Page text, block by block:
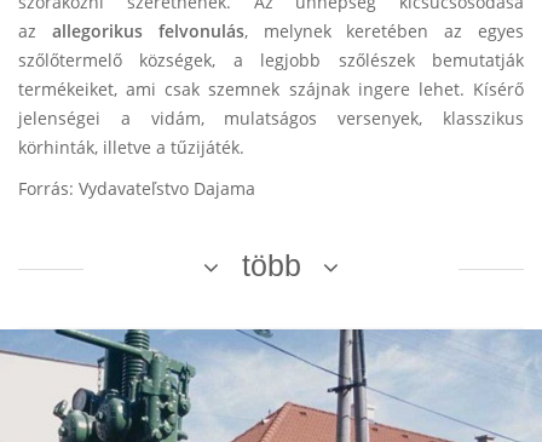
az allegorikus felvonulás, melynek keretében az egyes
szőlőtermelő községek, a legjobb szőlészek bemutatják
termékeiket, ami csak szemnek szájnak ingere lehet. Kísérő
jelenségei a vidám, mulatságos versenyek, klasszikus
körhinták, illetve a tűzijáték.
Forrás: Vydavateľstvo Dajama
több